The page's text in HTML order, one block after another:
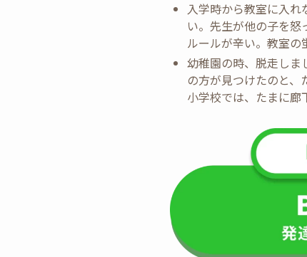
入学時から教室に入
い。先生が他の子を
ルールが辛い。教室の
幼稚園の時、脱走しま
の方が見つけたのと、
小学校では、たまに廊